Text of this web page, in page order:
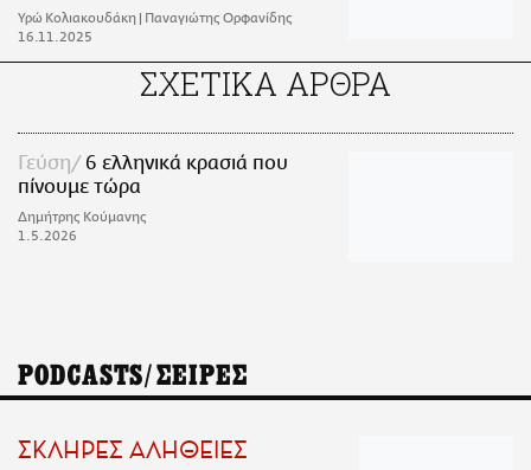
Υρώ Κολιακουδάκη | Παναγιώτης Ορφανίδης
16.11.2025
ΣΧΕΤΙΚΑ ΑΡΘΡΑ
Γεύση
6 ελληνικά κρασιά που
πίνουμε τώρα
Δημήτρης Κούμανης
1.5.2026
PODCASTS/ΣΕΙΡΕΣ
ΣΚΛΗΡΕΣ ΑΛΗΘΕΙΕΣ